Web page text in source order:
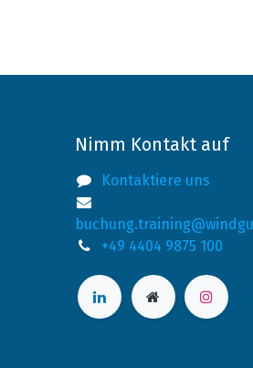
Nimm Kontakt auf
Kontaktiere uns
+49 4404 9875 100